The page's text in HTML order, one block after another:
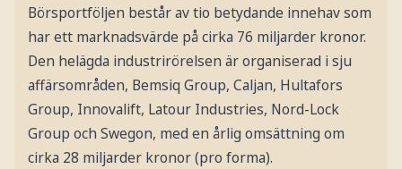
Börsportföljen består av tio betydande innehav som
har ett marknadsvärde på cirka 76 miljarder kronor.
Den helägda industrirörelsen är organiserad i sju
affärsområden, Bemsiq Group, Caljan, Hultafors
Group, Innovalift, Latour Industries, Nord-Lock
Group och Swegon, med en årlig omsättning om
cirka 28 miljarder kronor (pro forma).